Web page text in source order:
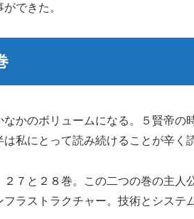
できた。
かのボリュームになる。５賢帝の
私にとって読み続けることが辛く
７と２８巻。この二つの巻の主人
ラストラクチャー。技術とシステ